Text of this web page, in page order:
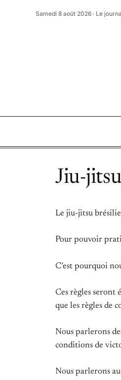
Samedi 8 août 2026 · Le
Jiu-
Le jiu-jitsu
Pour pouvoir
C’est pourquoi
Ces règles seront
que les règles de
Nous parlerons
conditions de
Nous parlerons